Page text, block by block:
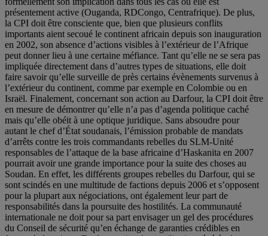
présentement active (Ouganda, RDCongo, Centrafrique). De plus,
la CPI doit être consciente que, bien que plusieurs conflits
importants aient secoué le continent africain depuis son inauguration
en 2002, son absence d’actions visibles à l’extérieur de l’Afrique
peut donner lieu à une certaine méfiance. Tant qu’elle ne se sera pas
impliquée directement dans d’autres types de situations, elle doit
faire savoir qu’elle surveille de près certains évènements survenus à
l’extérieur du continent, comme par exemple en Colombie ou en
Israël. Finalement, concernant son action au Darfour, la CPI doit être
en mesure de démontrer qu’elle n’a pas d’agenda politique caché
mais qu’elle obéit à une optique juridique. Sans absoudre pour
autant le chef d’État soudanais, l’émission probable de mandats
d’arrêts contre les trois commandants rebelles du SLM-Unité
responsables de l’attaque de la base africaine d’Haskanita en 2007
pourrait avoir une grande importance pour la suite des choses au
Soudan. En effet, les différents groupes rebelles du Darfour, qui se
sont scindés en une multitude de factions depuis 2006 et s’opposent
pour la plupart aux négociations, ont également leur part de
responsabilités dans la poursuite des hostilités. La communauté
internationale ne doit pour sa part envisager un gel des procédures
du Conseil de sécurité qu’en échange de garanties crédibles en